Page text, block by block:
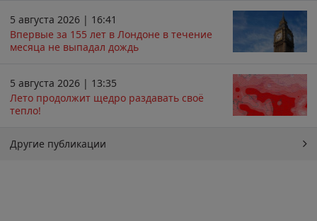
5 августа 2026 | 16:41
Впервые за 155 лет в Лондоне в течение
месяца не выпадал дождь
5 августа 2026 | 13:35
Лето продолжит щедро раздавать своё
тепло!
Другие публикации